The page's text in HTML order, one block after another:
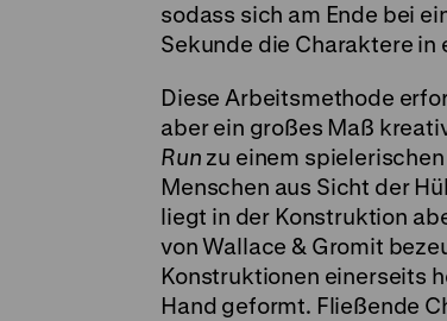
sodass sich am Ende bei
Sekunde die Charaktere in
Diese Arbeitsmethode
aber ein großes Maß
Run zu einem
Menschen aus Sicht der
liegt in der Konstruktion
von Wallace & Gromit
Konstruktionen einerseits
Hand geformt. Fließende